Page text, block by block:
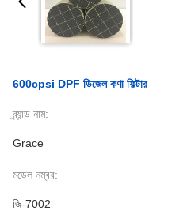
600cpsi DPF ডিজেল কণা ফিল্টার
ব্র্যান্ড নাম:
Grace
মডেল নম্বর:
জি-7002